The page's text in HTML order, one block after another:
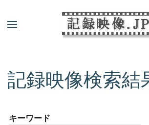
記録映像検索結
キーワード